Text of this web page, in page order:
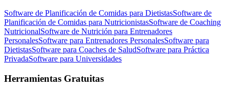
Software de Planificación de Comidas para DietistasSoftware de
Planificación de Comidas para NutricionistasSoftware de Coaching
NutricionalSoftware de Nutrición para Entrenadores
PersonalesSoftware para Entrenadores PersonalesSoftware para
DietistasSoftware para Coaches de SaludSoftware para Práctica
PrivadaSoftware para Universidades
Herramientas Gratuitas